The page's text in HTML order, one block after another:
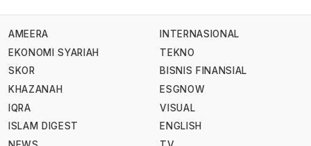
AMEERA
EKONOMI SYARIAH
SKOR
KHAZANAH
IQRA
ISLAM DIGEST
INTERNASIONAL
TEKNO
BISNIS FINANSIAL
ESGNOW
VISUAL
ENGLISH